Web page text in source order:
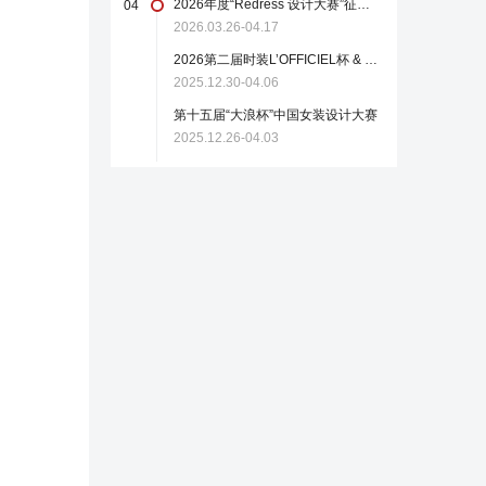
04
2026年度“Redress 设计大赛”征稿启事
2026.03.26-04.17
2026第二届时装L’OFFICIEL杯 & 中国轻纺城国际设计大师赛
2025.12.30-04.06
第十五届“大浪杯”中国女装设计大赛
2025.12.26-04.03